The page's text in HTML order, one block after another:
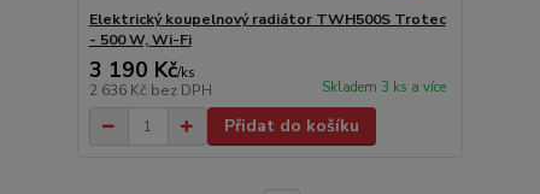
Elektrický koupelnový radiátor TWH500S Trotec
- 500 W, Wi-Fi
3 190 Kč/ks
2 636 Kč bez DPH Skladem 3 ks a více
Přidat do košíku